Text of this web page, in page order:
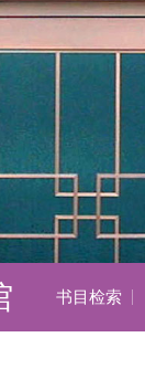
书目检索